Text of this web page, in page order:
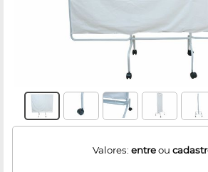
Valores: entreou